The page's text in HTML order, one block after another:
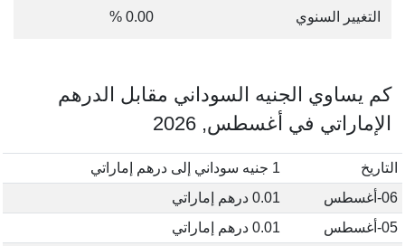
التغيير السنوي 0.00 %
كم يساوي الجنيه السوداني مقابل الدرهم
الإماراتي في أغسطس, 2026
التاريخ
1 جنيه سوداني إلى درهم إماراتي
06-أغسطس
0.01 درهم إماراتي
05-أغسطس
0.01 درهم إماراتي